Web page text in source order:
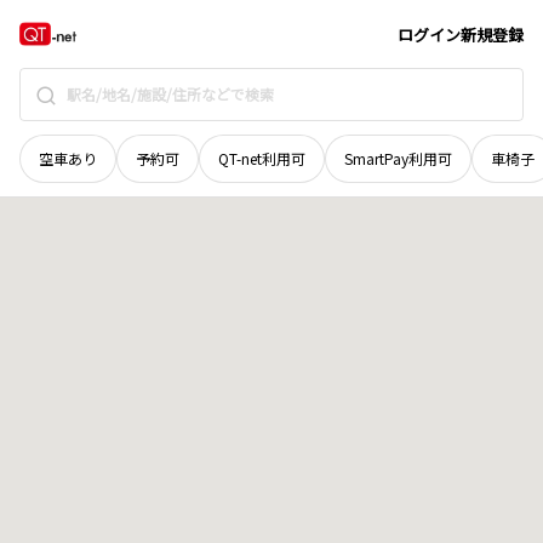
ログイン新規登録
空車あり 予約可 QT-net利用可 SmartPay利用可 車椅子
岩手県